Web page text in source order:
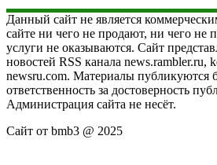
Данный сайт не является
сайте ни чего не продают, ни чего не
услуги не оказываются. Сайт
новостей RSS канала news.rambler.ru,
newsru.com. Материалы публикуются
ответственность за достоверность
Администрация сайта не несёт.
Сайт от bmb3 @ 2025